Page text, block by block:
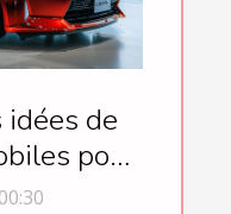
de
pour